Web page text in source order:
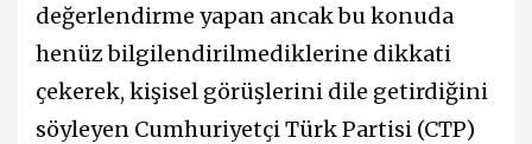
değerlendirme yapan ancak bu konuda
henüz bilgilendirilmediklerine dikkati
çekerek, kişisel görüşlerini dile getirdiğini
söyleyen Cumhuriyetçi Türk Partisi (CTP)